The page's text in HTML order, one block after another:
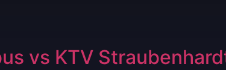
vs KTV